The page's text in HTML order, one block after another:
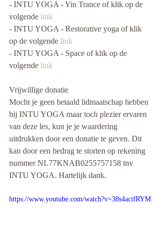
- INTU YOGA - Yin Trance of klik op de
volgende link
- INTU YOGA - Restorative yoga of klik
op de volgende link
- INTU YOGA - Space of klik op de
volgende link
Vrijwillige donatie
Mocht je geen betaald lidmaatschap hebben
bij INTU YOGA maar toch plezier ervaren
van deze les, kun je je waardering
uitdrukken door een donatie te geven. Dit
kan door een bedrag te storten op rekening
nummer NL77KNAB0255757158 tnv
INTU YOGA. Hartelijk dank.
https://www.youtube.com/watch?v=38s4acifRYM